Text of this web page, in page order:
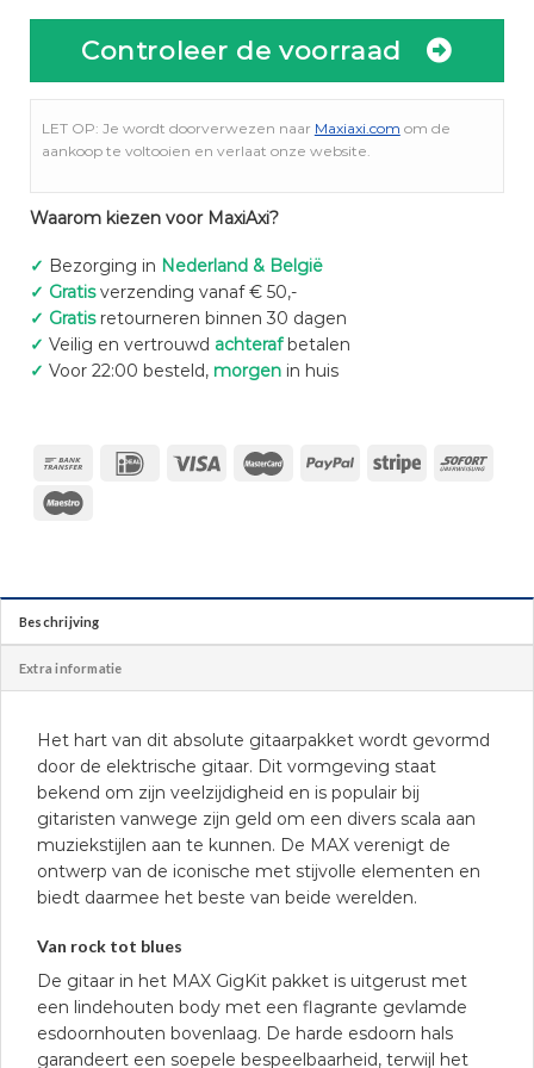
Controleer de voorraad
LET OP: Je wordt doorverwezen naar Maxiaxi.com om de
aankoop te voltooien en verlaat onze website.
Waarom kiezen voor MaxiAxi?
✓ Bezorging in Nederland & België
✓ Gratisverzending vanaf € 50,-
✓ Gratisretourneren binnen 30 dagen
✓ Veilig en vertrouwd achterafbetalen
✓ Voor 22:00 besteld, morgenin huis
Beschrijving
Extra informatie
Het hart van dit absolute gitaarpakket wordt gevormd
door de elektrische gitaar. Dit vormgeving staat
bekend om zijn veelzijdigheid en is populair bij
gitaristen vanwege zijn geld om een divers scala aan
muziekstijlen aan te kunnen. De MAX verenigt de
ontwerp van de iconische met stijvolle elementen en
biedt daarmee het beste van beide werelden.
Van rock tot blues
De gitaar in het MAX GigKit pakket is uitgerust met
een lindehouten body met een flagrante gevlamde
esdoornhouten bovenlaag. De harde esdoorn hals
garandeert een soepele bespeelbaarheid, terwijl het